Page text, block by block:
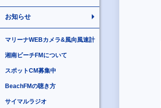
お知らせ
マリーナWEBカメラ&風向風速計
湘南ビーチFMについて
スポットCM募集中
BeachFMの聴き方
サイマルラジオ